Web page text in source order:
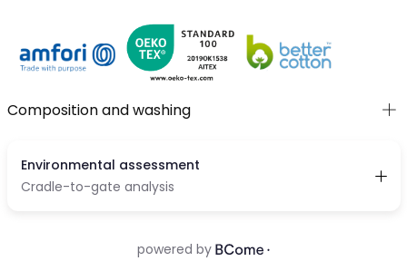
option that can be easily paired with shorts or skirts.
Composition and washing